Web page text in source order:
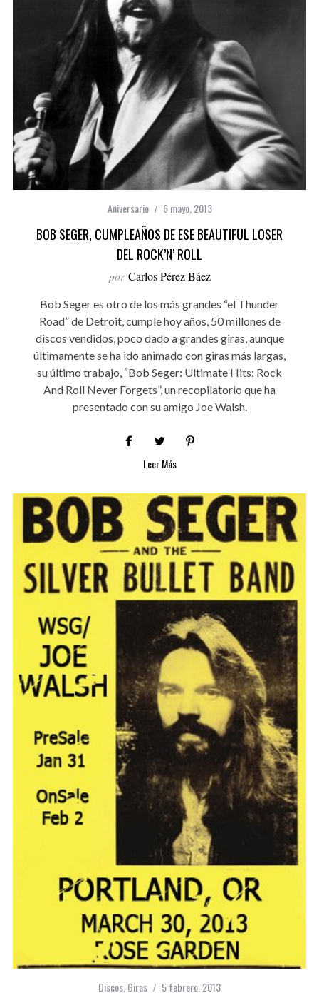
Aniversario 6 mayo, 2013
BOB SEGER, CUMPLEAÑOS DE ESE BEAUTIFUL LOSER
DEL ROCK’N’ ROLL
por Carlos Pérez Báez
Bob Seger es otro de los más grandes “el Thunder
Road” de Detroit, cumple hoy años, 50 millones de
discos vendidos, poco dado a grandes giras, aunque
últimamente se ha ido animado con giras más largas,
su último trabajo, “Bob Seger: Ultimate Hits: Rock
And Roll Never Forgets”, un recopilatorio que ha
presentado con su amigo Joe Walsh.
Leer Más
Discos Giras 5 febrero, 2013